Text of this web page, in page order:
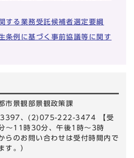
する業務受託候補者選定要綱
条例に基づく事前協議等に関す
市景観部景観政策課
、(2)075-222-3474 【受
～11時30分、午後1時～3時
らのお問い合わせは受付時間内で
す。）